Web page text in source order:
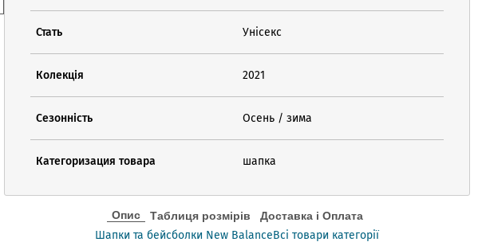
Стать Унісекс
Колекція 2021
Сезонність Осень / зима
Категоризация товара шапка
Опис Таблиця розмірів Доставка і Оплата
Шапки та бейсболки New BalanceВсі товари категорії